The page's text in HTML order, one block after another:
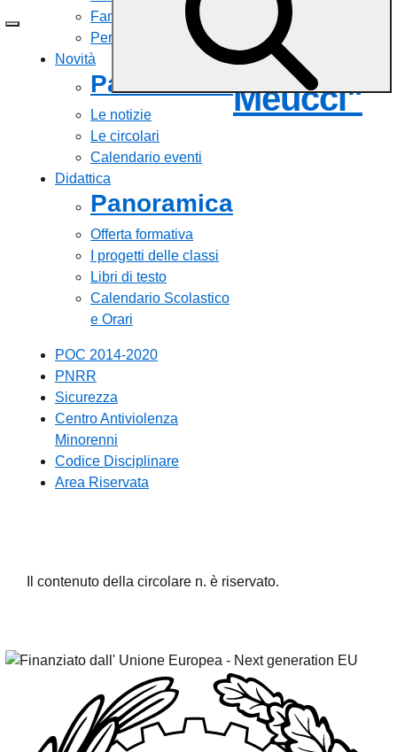
Famiglie e studenti
Percorsi di studio
Novità
Panoramica
Le notizie
Le circolari
Calendario eventi
Didattica
Panoramica
Offerta formativa
I progetti delle classi
Libri di testo
Calendario Scolastico
e Orari
POC 2014-2020
PNRR
Sicurezza
Centro Antiviolenza
Minorenni
Codice Disciplinare
Area Riservata
Statale
"Antonio
Meucci"
Il contenuto della circolare n. è riservato.